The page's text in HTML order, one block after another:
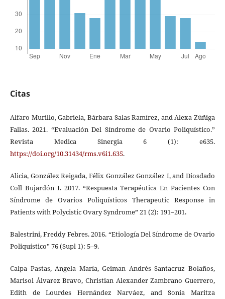
Citas
Alfaro Murillo, Gabriela, Bárbara Salas Ramírez, and Alexa Zúñiga
Fallas. 2021. “Evaluación Del Síndrome de Ovario Poliquístico.”
Revista Medica Sinergia 6 (1): e635.
https://doi.org/10.31434/rms.v6i1.635.
Alicia, González Reigada, Félix González González I, and Diosdado
Coll Bujardón I. 2017. “Respuesta Terapéutica En Pacientes Con
Síndrome de Ovarios Poliquísticos Therapeutic Response in
Patients with Polycistic Ovary Syndrome” 21 (2): 191–201.
Balestrini, Freddy Febres. 2016. “Etiología Del Síndrome de Ovario
Poliquístico” 76 (Supl 1): 5–9.
Calpa Pastas, Angela María, Geiman Andrés Santacruz Bolaños,
Marisol Álvarez Bravo, Christian Alexander Zambrano Guerrero,
Edith de Lourdes Hernández Narváez, and Sonia Maritza